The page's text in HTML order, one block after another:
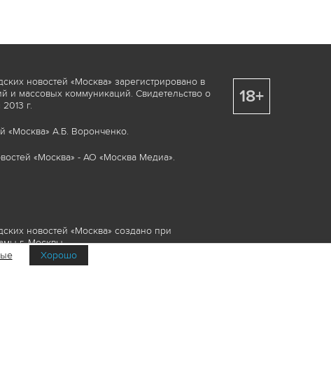
новостей «Москва» зарегистрировано в
массовых коммуникаций. Свидетельство о
г.
«Москва» А.Б. Воронченко.
«Москва» - АО «Москва Медиа».
новостей «Москва» создано при
г. Москвы.
элементы, включая, но, не
18+
Хорошо